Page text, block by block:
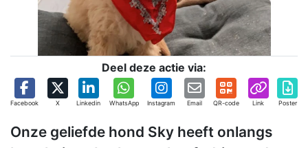
Deel deze actie via:
Facebook X Linkedin WhatsApp Instagram Email QR-code Link Poster
Onze geliefde hond Sky heeft onlangs